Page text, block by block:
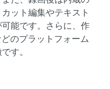
ット編集やテキスト
能です。さらに、作
のプラットフォーム
す。